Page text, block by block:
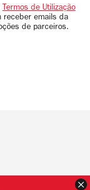
Termos de Utilização
receber emails da
de parceiros.